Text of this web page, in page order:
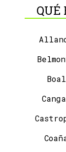
QUÉ
Boal